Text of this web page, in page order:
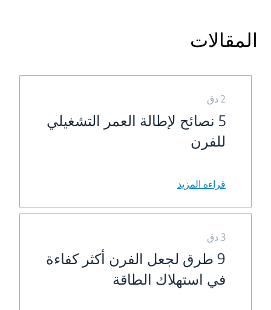
المقالات
2 دق
5 نصائح لإطالة العمر التشغيلي
للفرن
قراءة المزيد
3 دق
9 طرق لجعل الفرن أكثر كفاءة
في استهلاك الطاقة